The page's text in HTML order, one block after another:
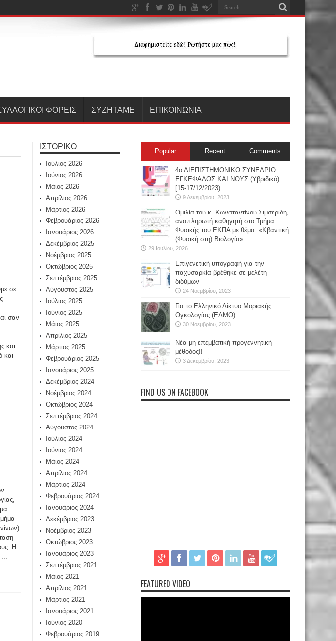
ΦΟΡΕΙΣ ΣΥΖΗΤΑΜΕ ΕΠΙΚΟΙΝΩΝΙΑ
σε
σαν
και
και
Η
...
ΙΣΤΟΡΙΚΌ
Ιούλιος 2026
Ιούνιος 2026
Μάιος 2026
Απρίλιος 2026
Μάρτιος 2026
Φεβρουάριος 2026
Ιανουάριος 2026
Δεκέμβριος 2025
Νοέμβριος 2025
Οκτώβριος 2025
Σεπτέμβριος 2025
Αύγουστος 2025
Ιούλιος 2025
Ιούνιος 2025
Μάιος 2025
Απρίλιος 2025
Μάρτιος 2025
Φεβρουάριος 2025
Ιανουάριος 2025
Δεκέμβριος 2024
Νοέμβριος 2024
Οκτώβριος 2024
Σεπτέμβριος 2024
Αύγουστος 2024
Ιούλιος 2024
Ιούνιος 2024
Μάιος 2024
Απρίλιος 2024
Μάρτιος 2024
Φεβρουάριος 2024
Ιανουάριος 2024
Δεκέμβριος 2023
Νοέμβριος 2023
Οκτώβριος 2023
Ιανουάριος 2023
Σεπτέμβριος 2021
Μάιος 2021
Απρίλιος 2021
Μάρτιος 2021
Ιανουάριος 2021
Ιούνιος 2020
Φεβρουάριος 2019
Popular Recent Comments
4ο ΔΙΕΠΙΣΤΗΜΟΝΙΚΟ ΣΥΝΕΔΡΙΟ
ΕΓΚΕΦΑΛΟΣ ΚΑΙ ΝΟΥΣ (Υβριδικό)
[15-17/12/2023)
9 Δεκεμβρίου, 2023
Oμιλία του κ. Κωνσταντίνου Σιμσερίδη,
αναπληρωτή καθηγητή στο Τμήμα
Φυσικής του ΕΚΠΑ με θέμα: «Κβαντική
(Φυσική στη) Βιολογία»
29 Ιουλίου, 2026
Επιγενετική υπογραφή για την
παχυσαρκία βρέθηκε σε μελέτη
διδύμων
24 Νοεμβρίου, 2023
Για το Ελληνικό Δίκτυο Μοριακής
Ογκολογίας (ΕΔΜΟ)
30 Νοεμβρίου, 2023
Νέα μη επεμβατική προγεννητική
μέθοδος!!
3 Δεκεμβρίου, 2023
FIND US ON FACEBOOK
FEATURED VIDEO